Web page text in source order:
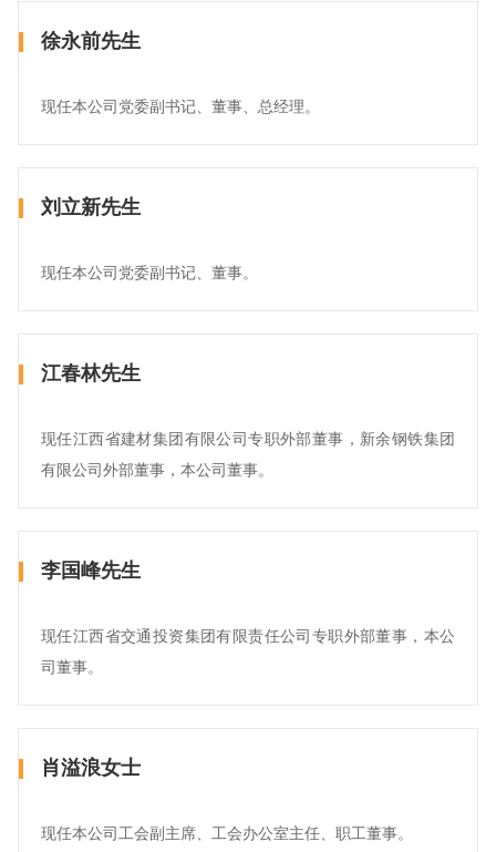
徐永前先生
现任本公司党委副书记、董事、总经理。
刘立新先生
现任本公司党委副书记、董事。
江春林先生
现任江西省建材集团有限公司专职外部董事，新余钢铁集团
有限公司外部董事，本公司董事。
李国峰先生
现任江西省交通投资集团有限责任公司专职外部董事，本公
司董事。
肖溢浪女士
现任本公司工会副主席、工会办公室主任、职工董事。